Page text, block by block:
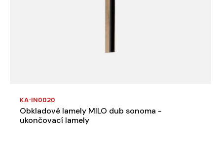
KA-IN0020
Obkladové lamely MILO dub sonoma -
ukončovací lamely